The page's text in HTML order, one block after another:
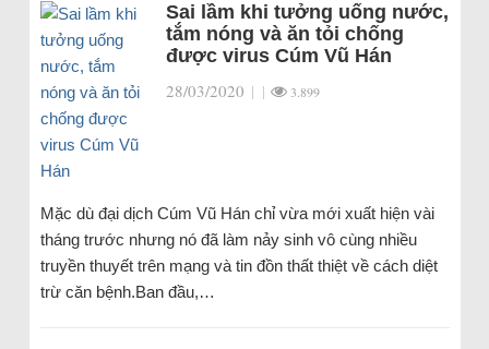
Sai lầm khi tưởng uống nước,
tắm nóng và ăn tỏi chống
được virus Cúm Vũ Hán
28/03/2020 | | 3.899
Mặc dù đại dịch Cúm Vũ Hán chỉ vừa mới xuất hiện vài
tháng trước nhưng nó đã làm nảy sinh vô cùng nhiều
truyền thuyết trên mạng và tin đồn thất thiệt về cách diệt
trừ căn bệnh.Ban đầu,…